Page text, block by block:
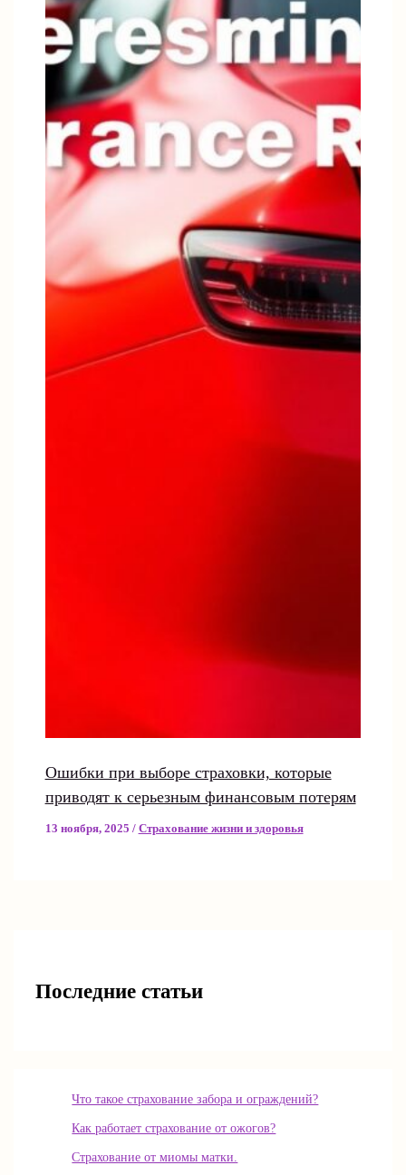
Ошибки при выборе страховки, которые
приводят к серьезным финансовым потерям
13 ноября, 2025 / Страхование жизни и здоровья
Последние статьи
Что такое страхование забора и ограждений?
Как работает страхование от ожогов?
Страхование от миомы матки.